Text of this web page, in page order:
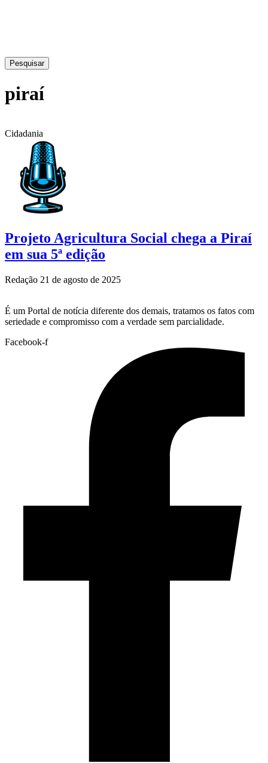
Pesquisar
piraí
Cidadania
Projeto Agricultura Social chega a Piraí
em sua 5ª edição
Redação 21 de agosto de 2025
É um Portal de notícia diferente dos demais, tratamos os fatos com
seriedade e compromisso com a verdade sem parcialidade.
Facebook-f